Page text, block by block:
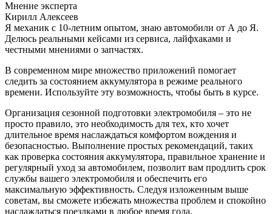
Мнение эксперта
Кирилл Алексеев
Я механик с 10-летним опытом, знаю автомобили от А до Я.
Делюсь реальными кейсами из сервиса, лайфхаками и
честными мнениями о запчастях.
В современном мире множество приложений помогает
следить за состоянием аккумулятора в режиме реального
времени. Используйте эту возможность, чтобы быть в курсе.
Организация сезонной подготовки электромобиля – это не
просто правило, это необходимость для тех, кто хочет
длительное время наслаждаться комфортом вождения и
безопасностью. Выполнение простых рекомендаций, таких
как проверка состояния аккумулятора, правильное хранение и
регулярный уход за автомобилем, позволит вам продлить срок
службы вашего электромобиля и обеспечить его
максимальную эффективность. Следуя изложенным выше
советам, вы сможете избежать множества проблем и спокойно
наслаждаться поездками в любое время года.